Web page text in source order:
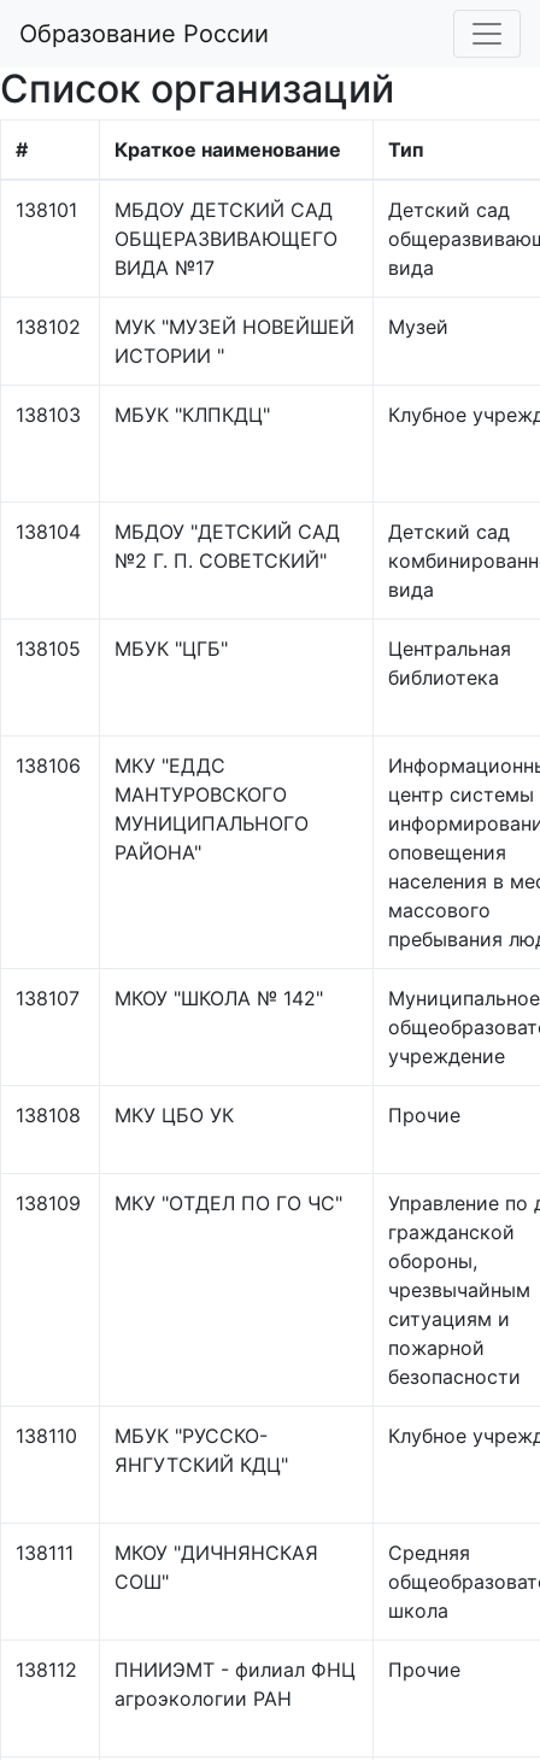
Образование России
Список организаций
# Краткое наименование Тип
138101
МБДОУ ДЕТСКИЙ САД
ОБЩЕРАЗВИВАЮЩЕГО
ВИДА №17
Детский сад
вида
138102
МУК "МУЗЕЙ НОВЕЙШЕЙ
ИСТОРИИ "
Музей
138103 МБУК "КЛПКДЦ" Клубное
138104
МБДОУ "ДЕТСКИЙ САД
№2 Г. П. СОВЕТСКИЙ"
Детский сад
вида
138105 МБУК "ЦГБ"
Центральная
библиотека
138106
МКУ "ЕДДС
МАНТУРОВСКОГО
МУНИЦИПАЛЬНОГО
РАЙОНА"
центр системы
оповещения
населения в
массового
пребывания
138107 МКОУ "ШКОЛА № 142"
Муниципальное
учреждение
138108 МКУ ЦБО УК Прочие
138109 МКУ "ОТДЕЛ ПО ГО ЧС"
Управление по
гражданской
обороны,
чрезвычайным
ситуациям и
пожарной
безопасности
138110
МБУК "РУССКО-
ЯНГУТСКИЙ КДЦ"
Клубное
138111
МКОУ "ДИЧНЯНСКАЯ
СОШ"
Средняя
школа
138112
ПНИИЭМТ - филиал ФНЦ
агроэкологии РАН
Прочие